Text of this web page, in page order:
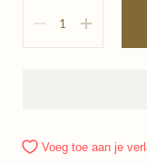
Voeg toe aan je